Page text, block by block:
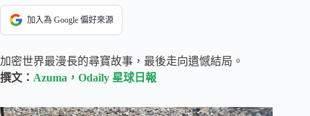
加入為 Google 偏好來源
加密世界最漫長的尋寶故事，最後走向遺憾結局。
撰文： Azuma，Odaily 星球日報